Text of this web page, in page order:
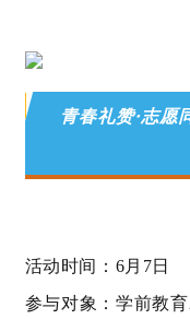
青春礼赞·志愿
活动时间：6月7日
参与对象：学前教